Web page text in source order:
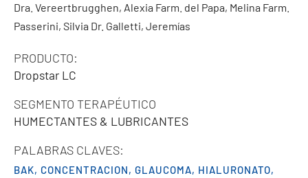
Dra. Vereertbrugghen, Alexia Farm. del Papa, Melina Farm.
Passerini, Silvia Dr. Galletti, Jeremías
PRODUCTO:
Dropstar LC
SEGMENTO TERAPÉUTICO
HUMECTANTES & LUBRICANTES
PALABRAS CLAVES:
BAK, CONCENTRACION, GLAUCOMA, HIALURONATO,